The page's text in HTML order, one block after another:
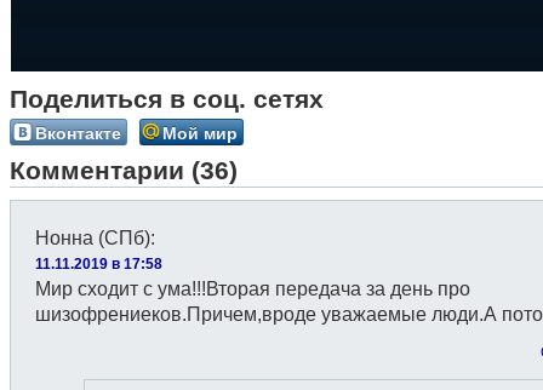
Поделиться в соц. сетях
Вконтакте Мой мир
Комментарии (36)
Нонна (СПб):
11.11.2019 в 17:58
Мир сходит с ума!!!Вторая передача за день про
шизофрениеков.Причем,вроде уважаемые люди.А